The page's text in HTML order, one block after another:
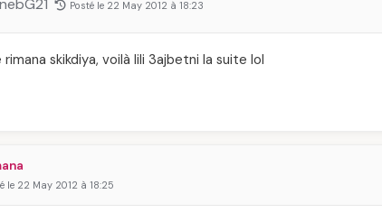
Posté le 22 May 2012 à 18:23
skikdiya, voilà lili 3ajbetni la suite lol
le 22 May 2012 à 18:25